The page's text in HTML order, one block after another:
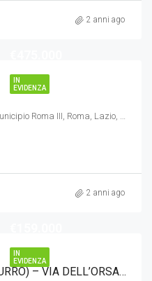
2 anni ago
IN
EVIDENZA
Via Ugo Ojetti, Monte Sacro Alto, Municipio Roma III, Roma, Lazio, 00137, Italia
2 anni ago
IN
EVIDENZA
COLLEVERDE (PARCO AZZURRO) – VIA DELL’ORSA MINORE